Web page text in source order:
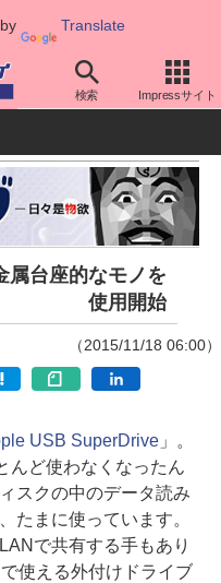
Translate
検索 Impressサイト
属台座的なモノを
使用開始
（2015/11/18 06:00）
USB SuperDrive」。
んど使わなくなったん
スクの中のデータ読み
たまに使っています。
で共有する手もあり
使える外付けドライブ